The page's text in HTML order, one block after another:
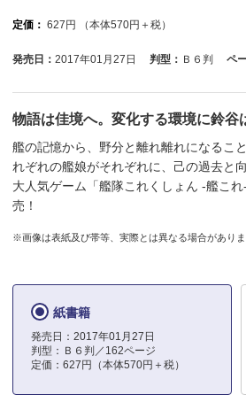
定価： 627 円 （本体570円＋税）
発売日： 2017年01月27日 判型： Ｂ６判 ペ
物語は佳境へ。変化する環境に鈴
艦の記憶から、野分と離れ離れになるこ
れぞれの艦娘がそれぞれに、己の過去と
大人気ゲーム「艦隊これくしょん -艦こ
売！
※画像は表紙及び帯等、実際とは異なる場合がありま
紙書籍
発売日：2017年01月27日
判型：Ｂ６判／162ページ
定価：627円（本体570円＋税）